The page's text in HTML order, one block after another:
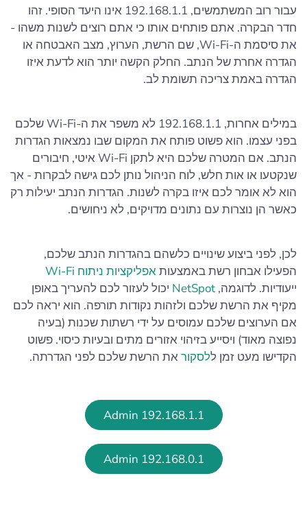
עבור רוב המשתמשים, 192.168.1.1 אינו היעד הסופי. זהו
חדר הבקרה. אתם פותחים אותו כי אתם רוצים לשנות משהו -
את סיסמת ה-Wi-Fi, שם הרשת, הערוץ, מצב האבטחה או
הגדרה אחרת של הנתב. החלק הקשה יותר הוא לדעת איזו
הגדרה באמת צריכה תשומת לב.
במילים אחרות, 192.168.1.1 לא משפר את ה-Wi-Fi שלכם
בפני עצמו. הוא פשוט פותח את המקום שבו נמצאות הגדרות
הנתב. אם המטרה שלכם היא לתקן Wi-Fi איטי, חיבורים
שנקטעו או אות חלש, לוח הניהול נותן לכם גישה לבקרות - אך
הוא לא אומר לכם איזו בקרה לשנות. הגדרות הנתב יעילות רק
כאשר הן נוצרות עם נתונים מדויקים, לא ניחושים.
לכן, לפני ביצוע שינויים כלשהם בהגדרות הנתב שלכם,
הפעילו אבחון רשת באמצעותאפליקציות ניתוח Wi-Fi
ייעודיות. לדוגמה, NetSpot יכול לעזור לכם להעריך באופן
מקיף את הרשת שלכם ולזהות נקודות תורפה. הוא יראה לכם
אם הערוצים שלכם עמוסים על ידי רשתות שכנות (בעיה
נפוצה מאוד) ויסייע בזיהוי אזורים מתים ובעיות כיסוי. פשוט
הקדישו מעט זמן ללסקוראת הרשת שלכם לפני הגדרתה.
192.168.1.1 Admin
192.168.0.1 Admin